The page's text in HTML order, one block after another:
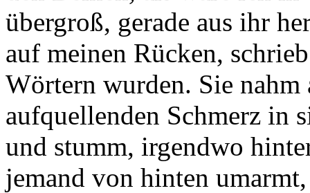
übergroß, gerade aus ihr
auf meinen Rücken,
Wörtern wurden. Sie
aufquellenden Schmerz in
und stumm, irgendwo
jemand von hinten